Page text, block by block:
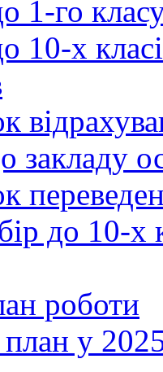
1-го
10-х
закладу
до 10-х
роботи
у